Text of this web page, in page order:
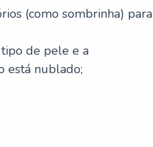
(como sombrinha) para
de pele e a
está nublado;